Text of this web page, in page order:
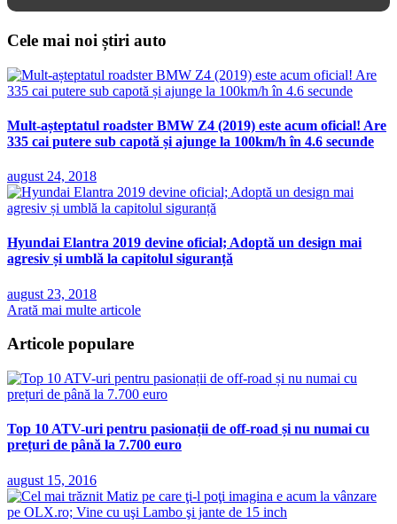
Cele mai noi știri auto
Mult-așteptatul roadster BMW Z4 (2019) este acum oficial! Are
335 cai putere sub capotă și ajunge la 100km/h în 4.6 secunde
august 24, 2018
Hyundai Elantra 2019 devine oficial; Adoptă un design mai
agresiv și umblă la capitolul siguranță
august 23, 2018
Arată mai multe articole
Articole populare
Top 10 ATV-uri pentru pasionații de off-road și nu numai cu
prețuri de până la 7.700 euro
august 15, 2016